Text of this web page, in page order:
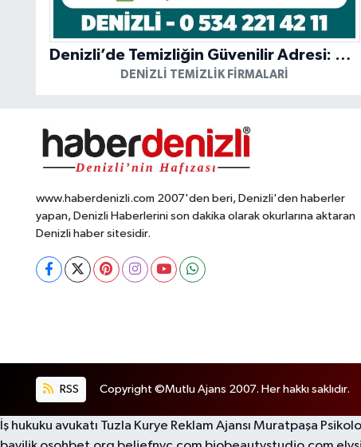
Denizli’de Temizliğin Güvenilir Adresi: Özkan Yerinde Yıkama
DENIZLI TEMIZLIK FIRMALARI
www.haberdenizli.com 2007'den beri, Denizli'den haberler
yapan, Denizli Haberlerini son dakika olarak okurlarına aktaran
Denizli haber sitesidir.
RSS Copyright ©Mutlu Ajans 2007. Her hakkı saklıdır.
İş hukuku avukatı Tuzla Kurye Reklam Ajansı Muratpaşa